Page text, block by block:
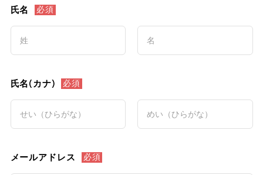
氏名 必須
氏名(カナ) 必須
メールアドレス 必須